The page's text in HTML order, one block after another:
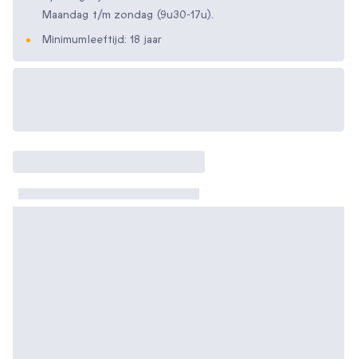
Maandag t/m zondag (9u30-17u).
Minimumleeftijd: 18 jaar